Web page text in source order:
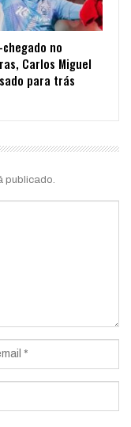
no
Carlos Miguel
para trás
publicado.